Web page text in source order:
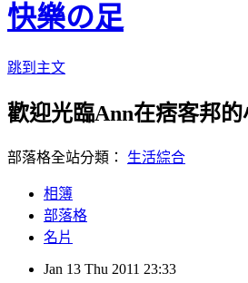
快樂の足
跳到主文
歡迎光臨Ann在痞客邦
部落格全站分類： 生活綜合
相簿
部落格
名片
Jan 13 Thu 2011 23:33